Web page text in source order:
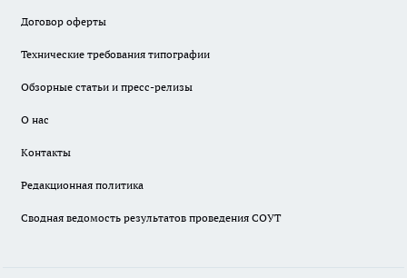
Договор оферты
Технические требования типографии
Обзорные статьи и пресс-релизы
О нас
Контакты
Редакционная политика
Сводная ведомость результатов проведения СОУТ